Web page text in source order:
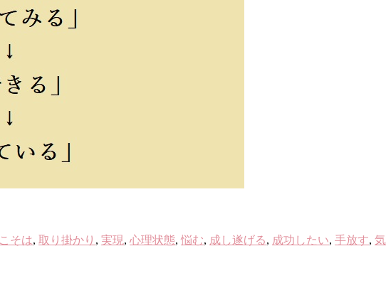
そは, 取り掛かり , 実現, 心理状態,悩む, 成し遂げる, 成功したい, 手放す,